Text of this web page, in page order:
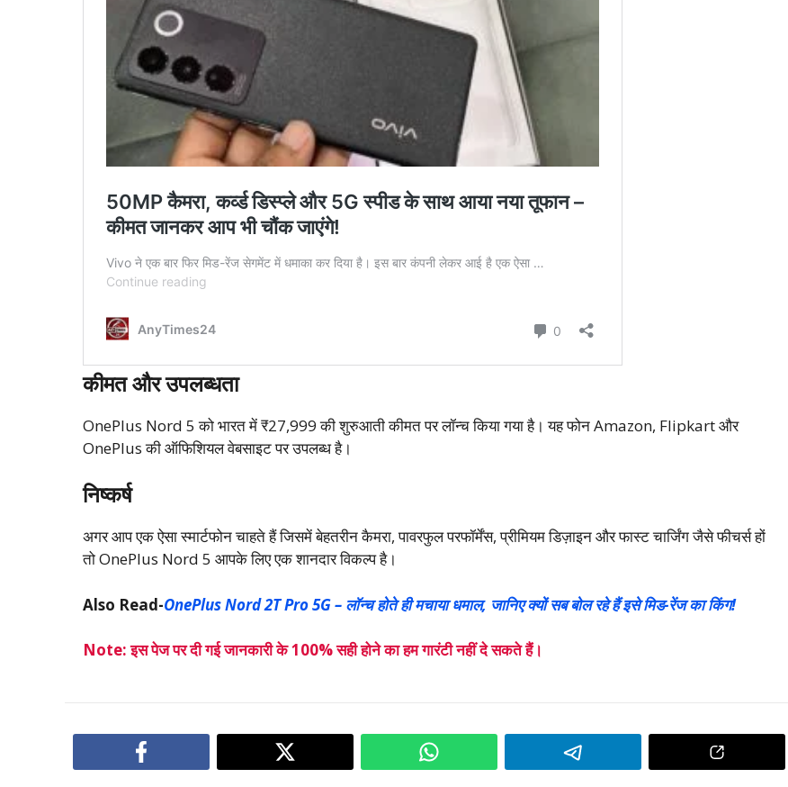
कीमत और उपलब्धता
OnePlus Nord 5 को भारत में ₹27,999 की शुरुआती कीमत पर लॉन्च किया गया है। यह फोन Amazon, Flipkart और
OnePlus की ऑफिशियल वेबसाइट पर उपलब्ध है।
निष्कर्ष
अगर आप एक ऐसा स्मार्टफोन चाहते हैं जिसमें बेहतरीन कैमरा, पावरफुल परफॉर्मेंस, प्रीमियम डिज़ाइन और फास्ट चार्जिंग जैसे फीचर्स हों
तो OnePlus Nord 5 आपके लिए एक शानदार विकल्प है।
Also Read-OnePlus Nord 2T Pro 5G – लॉन्च होते ही मचाया धमाल, जानिए क्यों सब बोल रहे हैं इसे मिड-रेंज का किंग!
Note: इस पेज पर दी गई जानकारी के 100% सही होने का हम गारंटी नहीं दे सकते हैं।